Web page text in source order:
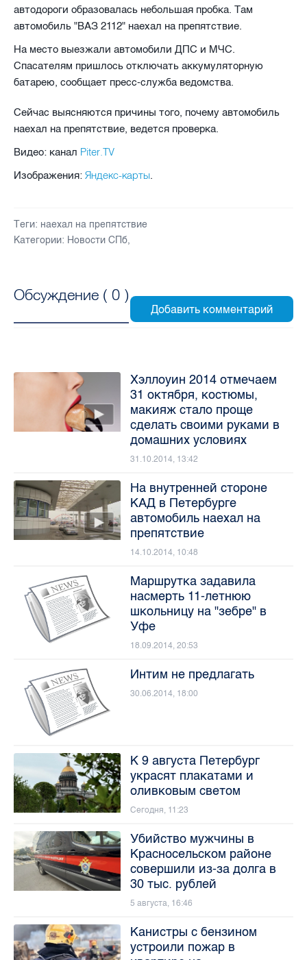
автодороги образовалась небольшая пробка. Там
автомобиль "ВАЗ 2112" наехал на препятствие.
На место выезжали автомобили ДПС и МЧС.
Спасателям пришлось отключать аккумуляторную
батарею, сообщает пресс-служба ведомства.
Сейчас выясняются причины того, почему автомобиль
наехал на препятствие, ведется проверка.
Видео: канал Piter.TV
Изображения: Яндекс-карты.
Теги: наехал на препятствие
Категории: Новости СПб,
Обсуждение ( 0 )
Хэллоуин 2014 отмечаем
31 октября, костюмы,
макияж стало проще
сделать своими руками в
домашних условиях
31.10.2014, 13:42
На внутренней стороне
КАД в Петербурге
автомобиль наехал на
препятствие
14.10.2014, 10:48
Маршрутка задавила
насмерть 11-летнюю
школьницу на "зебре" в
Уфе
18.09.2014, 20:53
Интим не предлагать
30.06.2014, 18:00
К 9 августа Петербург
украсят плакатами и
оливковым светом
Сегодня, 11:23
Убийство мужчины в
Красносельском районе
совершили из-за долга в
30 тыс. рублей
5 августа, 16:46
Канистры с бензином
устроили пожар в